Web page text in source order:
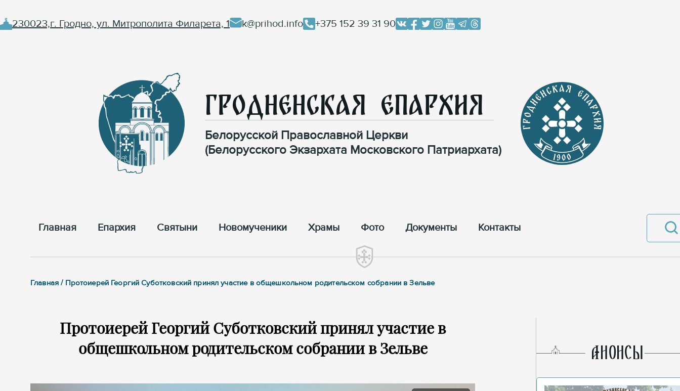
230023,г. Гродно, ул. Митрополита Филарета, 1 k@prihod.info +375 152 39 31 90
Гродненская Епархия
Белорусской Православной Церкви
(Белорусского Экзархата Московского Патриархата)
Главная Епархия Cвятыни Новомученики Храмы Фото Документы Контакты
Главная / Протоиерей Георгий Суботковский принял участие в общешкольном родительском собрании в Зельве
Протоиерей Георгий Суботковский принял участие в
общешкольном родительском собрании в Зельве
AНОНСЫ